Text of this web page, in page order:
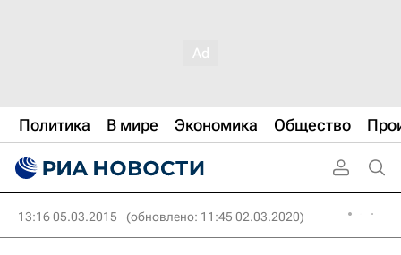
Политика В мире Экономика Общество
13:16 05.03.2015 (обновлено: 11:45 02.03.2020)